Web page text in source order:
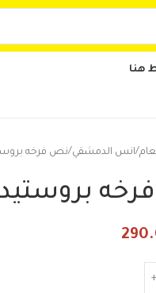
هنا
انس الدمشقي نص فرخه